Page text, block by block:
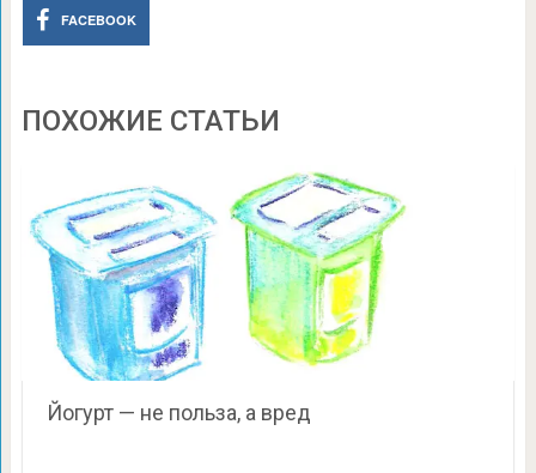
FACEBOOK
ПОХОЖИЕ СТАТЬИ
Йогурт — не польза, а вред